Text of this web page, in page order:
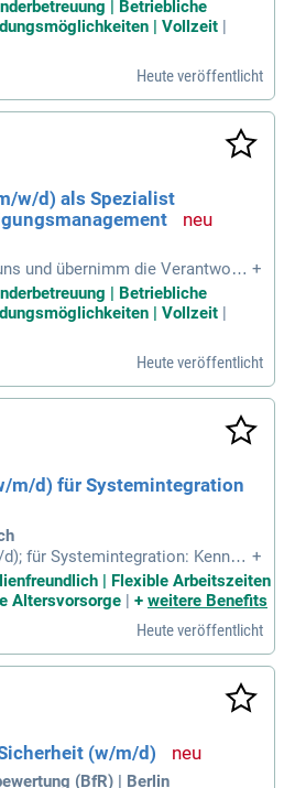
Fachverantwortlichen und stelle
sicher. Ihre Erfahru
Kenntnisse in der Ums
unterstützen die Effizi
technischen Verständnis un
die ideale Ergänzung für unser T
und werden Sie Teil eines dyna
Wert auf Innovation und Entwic
| Betriebliche
| Vollzeit |
Heute veröffentlicht
w/d) als Spezialist
und übernimm die Verantwortu
Notfallmanagement. In Zusa
stellst Du die ordnun
Software-Umsetzung sicher.
Veränderungen. Wir suchen ei
abgeschlossener Ausbildung u
Banken- oder Finanzbereich. B
in regulatorischen Anford
und Notfallmanagement.
und Deine IT-Affinität
Ergänzung unseres Teams.
+
| Betriebliche
| Vollzeit
Heute veröffentlicht
m/d) für Systemintegration
für Systemintegration: Kennzif
Jülich. Ihre Aufgaben: Sie arbe
aus 19 Kolleg:innen.
+
| Flexible Arbeitszeiten
Altersvorsorge | + weitere Benefits
Heute veröffentlicht
(w/m/d)
(BfR) | Berlin